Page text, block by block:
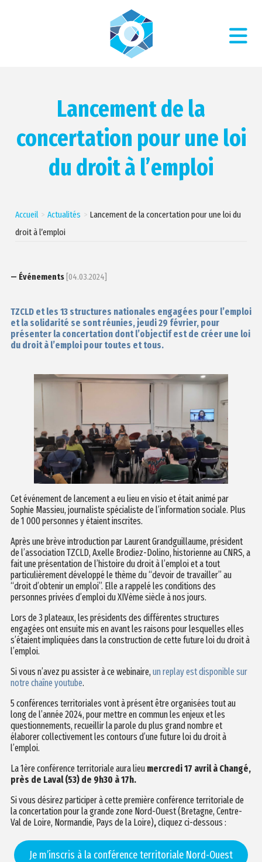
Lancement de la
concertation pour une loi
du droit à l’emploi
Accueil Actualités
Lancement de la concertation pour une loi du
droit à l’emploi
— Événements[04.03.2024]
TZCLD et les 13 structures nationales engagées pour l’emploi
et la solidarité se sont réunies, jeudi 29 février, pour
présenter la concertation dont l’objectif est de créer une loi
du droit à l’emploi pour toutes et tous.
Cet événement de lancement a eu lieu en visio et était animé par
Sophie Massieu, journaliste spécialiste de l’information sociale. Plus
de 1 000 personnes y étaient inscrites.
Après une brève introduction par Laurent Grandguillaume, président
de l’association TZCLD, Axelle Brodiez-Dolino, historienne au CNRS, a
fait une présentation de l’histoire du droit à l’emploi et a tout
particulièrement développé le thème du “devoir de travailler” au
“droit d’obtenir un emploi”. Elle a rappelé les conditions des
personnes privées d’emploi du XIVème siècle à nos jours.
Lors de 3 plateaux, les présidents des différentes structures
engagées ont ensuite mis en avant les raisons pour lesquelles elles
s’étaient impliquées dans la construction de cette future loi du droit à
l’emploi.
Si vous n’avez pu assister à ce webinaire, un replay est disponible sur
notre chaîne youtube.
5 conférences territoriales vont à présent être organisées tout au
long de l’année 2024, pour mettre en commun les enjeux et les
questionnements, recueillir la parole du plus grand nombre et
élaborer collectivement les contours d’une future loi du droit à
l’emploi.
La 1ère conférence territoriale aura lieu mercredi 17 avril à Changé,
près de Laval (53) de 9h30 à 17h.
Si vous désirez participer à cette première conférence territoriale de
la concertation pour la grande zone Nord-Ouest(Bretagne, Centre-
Val de Loire, Normandie, Pays de la Loire),cliquez ci-dessous :
Je m’inscris à la conférence territoriale Nord-Ouest